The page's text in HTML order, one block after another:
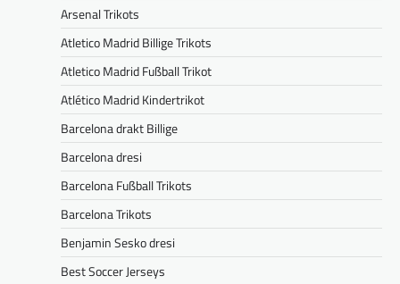
Arsenal Trikots
Atletico Madrid Billige Trikots
Atletico Madrid Fußball Trikot
Atlético Madrid Kindertrikot
Barcelona drakt Billige
Barcelona dresi
Barcelona Fußball Trikots
Barcelona Trikots
Benjamin Sesko dresi
Best Soccer Jerseys